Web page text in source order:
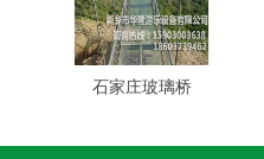
石家庄玻璃桥